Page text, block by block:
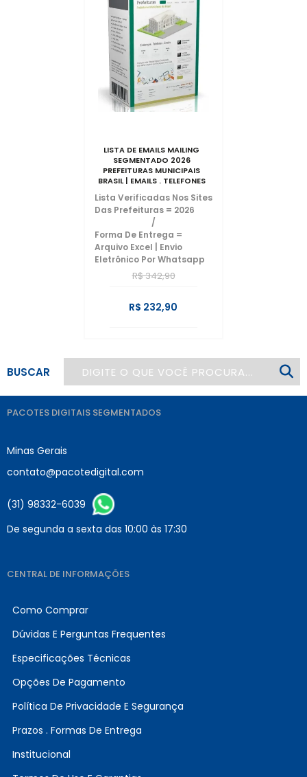
LISTA DE EMAILS MAILING
SEGMENTADO 2026
PREFEITURAS MUNICIPAIS
BRASIL | EMAILS . TELEFONES
Lista Verificadas Nos Sites
Das Prefeituras = 2026
/
Forma De Entrega =
Arquivo Excel | Envio
Eletrônico Por Whatsapp
R$ 342,90
R$ 232,90
BUSCAR
PACOTES DIGITAIS SEGMENTADOS
Minas Gerais
contato@pacotedigital.com
(31) 98332-6039
De segunda a sexta das 10:00 às 17:30
CENTRAL DE INFORMAÇÕES
Como Comprar
Dúvidas E Perguntas Frequentes
Especificações Técnicas
Opções De Pagamento
Política De Privacidade E Segurança
Prazos . Formas De Entrega
Institucional